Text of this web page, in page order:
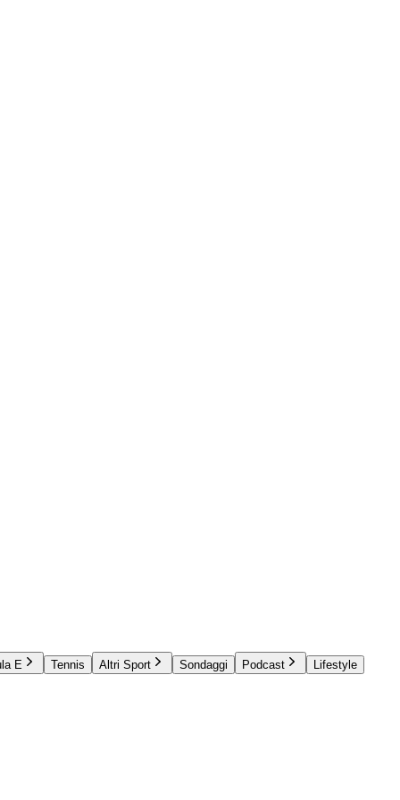
E Tennis Altri Sport Sondaggi Podcast Lifestyle